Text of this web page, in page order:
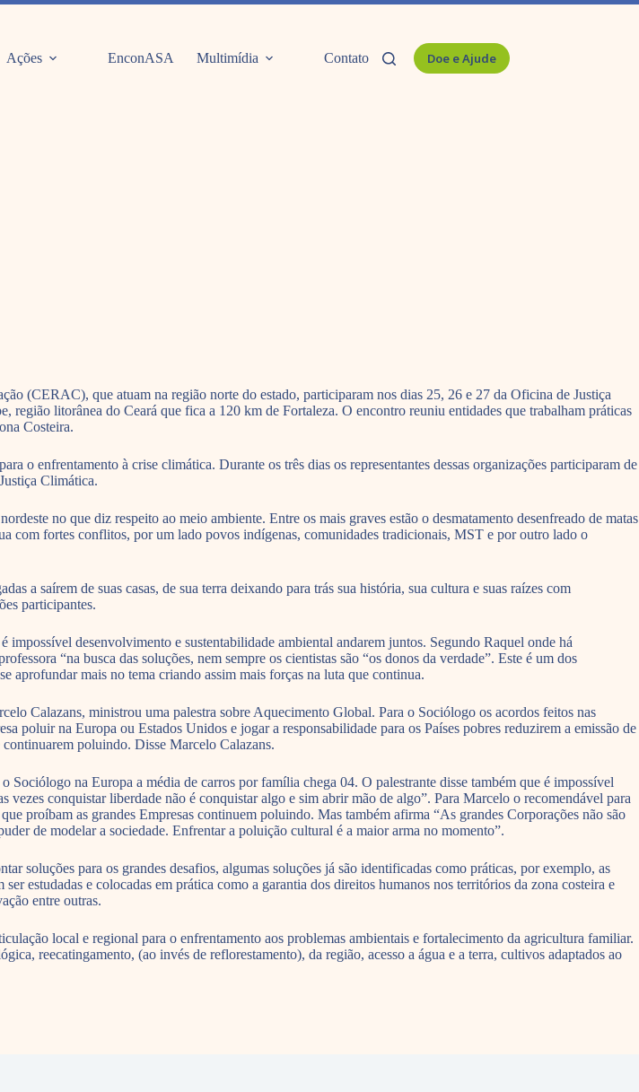
Ações EnconASA Multimídia Contato Doe e Ajude
(CERAC), que atuam na região norte do estado, participaram nos dias 25, 26 e 27 da Oficina de Justiça
litorânea do Ceará que fica a 120 km de Fortaleza. O encontro reuniu entidades que trabalham práticas
Costeira.
o enfrentamento à crise climática. Durante os três dias os representantes dessas organizações participaram de
Climática.
no que diz respeito ao meio ambiente. Entre os mais graves estão o desmatamento desenfreado de matas
com fortes conflitos, por um lado povos indígenas, comunidades tradicionais, MST e por outro lado o
a saírem de suas casas, de sua terra deixando para trás sua história, sua cultura e suas raízes com
participantes.
desenvolvimento e sustentabilidade ambiental andarem juntos. Segundo Raquel onde há
“na busca das soluções, nem sempre os cientistas são “os donos da verdade”. Este é um dos
aprofundar mais no tema criando assim mais forças na luta que continua.
Calazans, ministrou uma palestra sobre Aquecimento Global. Para o Sociólogo os acordos feitos nas
poluir na Europa ou Estados Unidos e jogar a responsabilidade para os Países pobres reduzirem a emissão de
poluindo. Disse Marcelo Calazans.
na Europa a média de carros por família chega 04. O palestrante disse também que é impossível
conquistar liberdade não é conquistar algo e sim abrir mão de algo”. Para Marcelo o recomendável para
proíbam as grandes Empresas continuem poluindo. Mas também afirma “As grandes Corporações não são
de modelar a sociedade. Enfrentar a poluição cultural é a maior arma no momento”.
soluções para os grandes desafios, algumas soluções já são identificadas como práticas, por exemplo, as
estudadas e colocadas em prática como a garantia dos direitos humanos nos territórios da zona costeira e
entre outras.
local e regional para o enfrentamento aos problemas ambientais e fortalecimento da agricultura familiar.
reecatingamento, (ao invés de reflorestamento), da região, acesso a água e a terra, cultivos adaptados ao